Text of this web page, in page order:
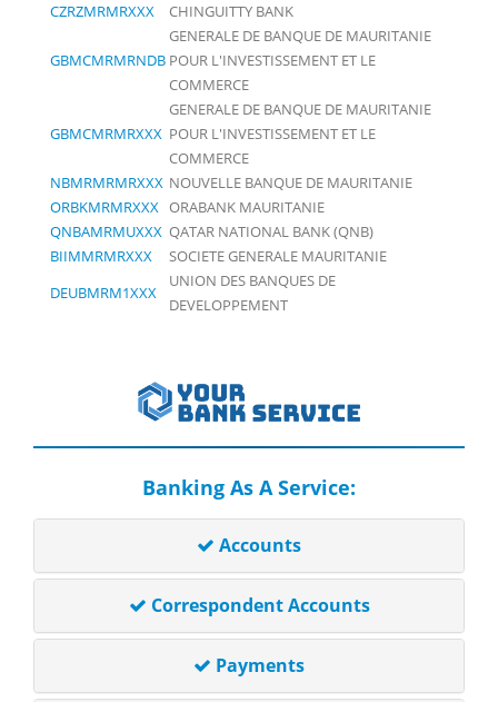
CZRZMRMRXXX
CHINGUITTY BANK
GBMCMRMRNDB
GENERALE DE BANQUE DE MAURITANIE
POUR L'INVESTISSEMENT ET LE
COMMERCE
GBMCMRMRXXX
GENERALE DE BANQUE DE MAURITANIE
POUR L'INVESTISSEMENT ET LE
COMMERCE
NBMRMRMRXXX NOUVELLE BANQUE DE MAURITANIE
ORBKMRMRXXX ORABANK MAURITANIE
QNBAMRMUXXX QATAR NATIONAL BANK (QNB)
BIIMMRMRXXX
SOCIETE GENERALE MAURITANIE
DEUBMRM1XXX
UNION DES BANQUES DE
DEVELOPPEMENT
Banking As A Service:
Accounts
Correspondent Accounts
Payments